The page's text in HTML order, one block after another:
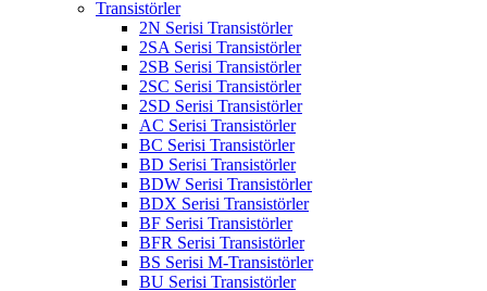
Transistörler
2N Serisi Transistörler
2SA Serisi Transistörler
2SB Serisi Transistörler
2SC Serisi Transistörler
2SD Serisi Transistörler
AC Serisi Transistörler
BC Serisi Transistörler
BD Serisi Transistörler
BDW Serisi Transistörler
BDX Serisi Transistörler
BF Serisi Transistörler
BFR Serisi Transistörler
BS Serisi M-Transistörler
BU Serisi Transistörler